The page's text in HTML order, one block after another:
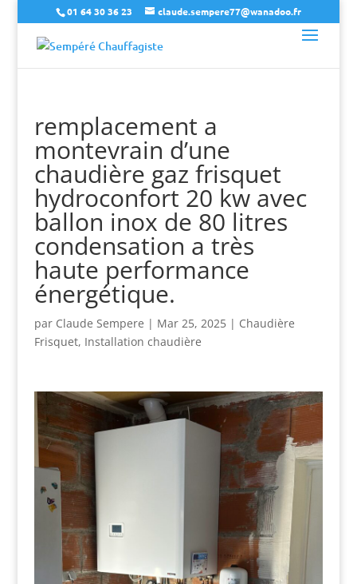
01 64 30 36 23 claude.sempere77@wanadoo.fr
remplacement a
montevrain d’une
chaudière gaz frisquet
hydroconfort 20 kw avec
ballon inox de 80 litres
condensation a très
haute performance
énergétique.
par Claude Sempere | Mar 25, 2025| Chaudière
Frisquet, Installation chaudière